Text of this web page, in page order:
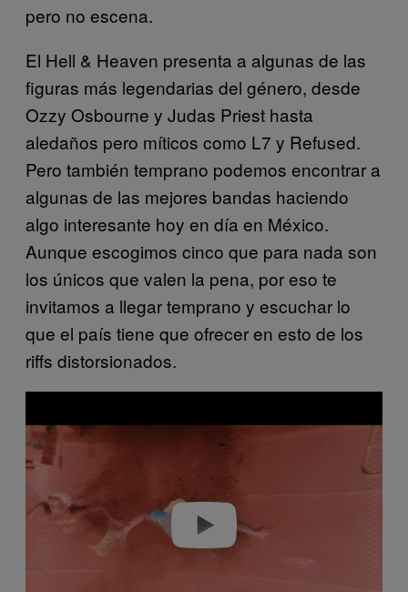
pero no escena.
El Hell & Heaven presenta a algunas de las
figuras más legendarias del género, desde
Ozzy Osbourne y Judas Priest hasta
aledaños pero míticos como L7 y Refused.
Pero también temprano podemos encontrar a
algunas de las mejores bandas haciendo
algo interesante hoy en día en México.
Aunque escogimos cinco que para nada son
los únicos que valen la pena, por eso te
invitamos a llegar temprano y escuchar lo
que el país tiene que ofrecer en esto de los
riffs distorsionados.
a
i